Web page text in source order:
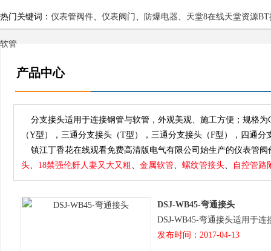
热门关键词： 仪表管阀件、 仪表阀门 、 防爆电器、 天堂8在线天堂资源BT
软管
产品中心
分支接头适用于连接钢管与软管，外观美观、施工方便；规
（Y型），三通分支接头（T型），三通分支接头（F型），四通分
镇江丁香花在线观看免费高清版电气有限公司始生产的仪表管阀
头、 18禁强伦姧人妻又大又粗 、 金属软管、 螺纹管接头、 自控管路
DSJ-WB45-弯通接头
DSJ-WB45-弯通接头适用于连接
发布时间：2017-04-13